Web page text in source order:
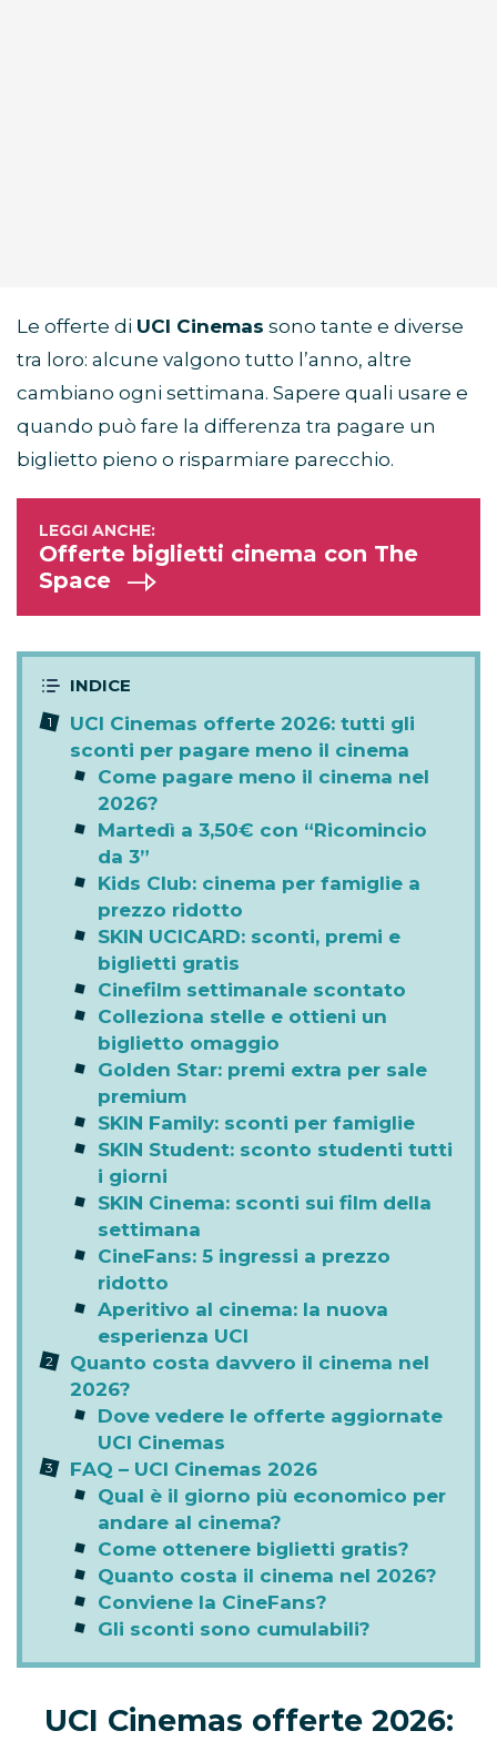
Le offerte di UCI Cinemas sono tante e diverse
tra loro: alcune valgono tutto l’anno, altre
cambiano ogni settimana. Sapere quali usare e
quando può fare la differenza tra pagare un
biglietto pieno o risparmiare parecchio.
Offerte biglietti cinema con The
Space
UCI Cinemas offerte 2026: tutti gli
sconti per pagare meno il cinema
Come pagare meno il cinema nel
2026?
Martedì a 3,50€ con “Ricomincio
da 3”
Kids Club: cinema per famiglie a
prezzo ridotto
SKIN UCICARD: sconti, premi e
biglietti gratis
Cinefilm settimanale scontato
Colleziona stelle e ottieni un
biglietto omaggio
Golden Star: premi extra per sale
premium
SKIN Family: sconti per famiglie
SKIN Student: sconto studenti tutti
i giorni
SKIN Cinema: sconti sui film della
settimana
CineFans: 5 ingressi a prezzo
ridotto
Aperitivo al cinema: la nuova
esperienza UCI
Quanto costa davvero il cinema nel
2026?
Dove vedere le offerte aggiornate
UCI Cinemas
FAQ – UCI Cinemas 2026
Qual è il giorno più economico per
andare al cinema?
Come ottenere biglietti gratis?
Quanto costa il cinema nel 2026?
Conviene la CineFans?
Gli sconti sono cumulabili?
UCI Cinemas offerte 2026: